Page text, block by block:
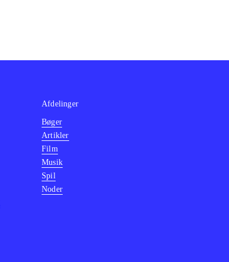
Afdelinger
Bøger
Artikler
Film
Musik
Spil
Noder